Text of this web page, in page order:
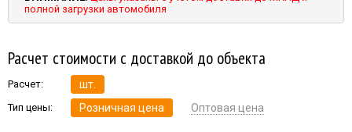
полной загрузки автомобиля
Расчет стоимости с доставкой до объекта
Расчет: шт.
Тип цены: Розничная цена Оптовая цена